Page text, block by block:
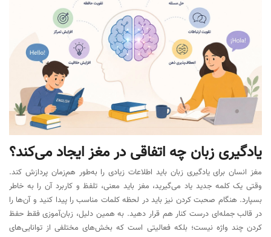
یادگیری زبان چه اتفاقی در مغز ایجاد می‌کند؟
مغز انسان برای یادگیری زبان باید اطلاعات زیادی را به‌طور هم‌زمان پردازش کند.
وقتی یک کلمه جدید یاد می‌گیرید، مغز باید معنی، تلفظ و کاربرد آن را به خاطر
بسپارد. هنگام صحبت کردن نیز باید در لحظه کلمات مناسب را پیدا کنید و آن‌ها را
در قالب جمله‌ای درست کنار هم قرار دهید. به همین دلیل، زبان‌آموزی فقط حفظ
کردن چند واژه نیست؛ بلکه فعالیتی است که بخش‌های مختلفی از توانایی‌های